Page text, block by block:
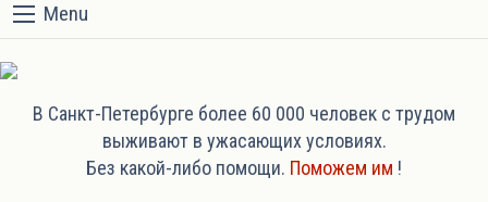
Menu
В Санкт-Петербурге более 60 000 человек с трудом
выживают в ужасающих условиях.
Без какой-либо помощи. Поможем им !